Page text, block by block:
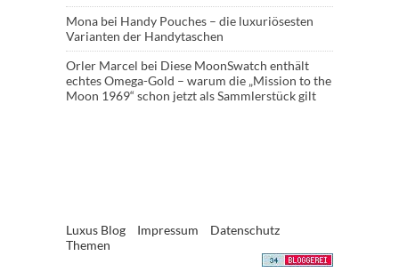
Mona bei Handy Pouches – die luxuriösesten
Varianten der Handytaschen
Orler Marcel bei Diese MoonSwatch enthält
echtes Omega-Gold – warum die „Mission to the
Moon 1969“ schon jetzt als Sammlerstück gilt
Luxus Blog Impressum
Datenschutz
Themen